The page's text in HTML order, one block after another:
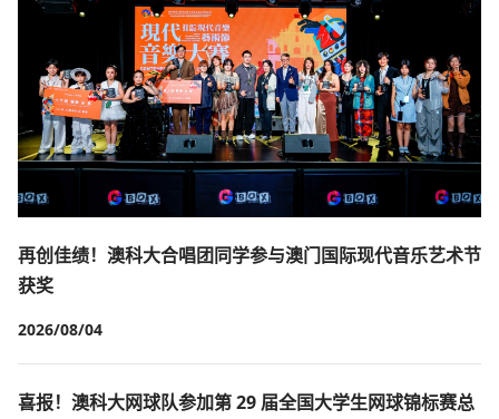
再创佳绩！澳科大合唱团同学参与澳门国际现代音乐艺术节
获奖
2026/08/04
喜报！澳科大网球队参加第 29 届全国大学生网球锦标赛总